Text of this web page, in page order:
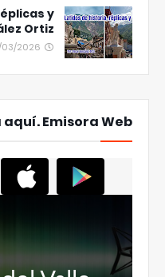
y
Ortiz
8/03/2026
aquí. Emisora Web